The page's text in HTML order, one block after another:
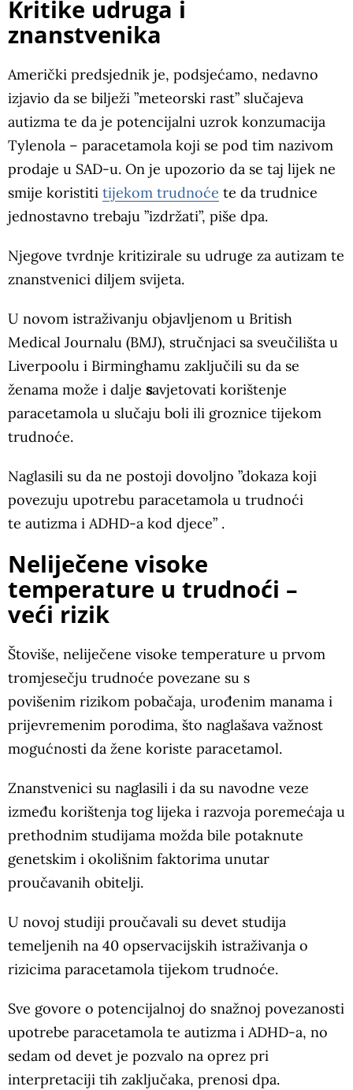
Kritike udruga i
znanstvenika
Američki predsjednik je, podsjećamo, nedavno
izjavio da se bilježi ”meteorski rast” slučajeva
autizma te da je potencijalni uzrok konzumacija
Tylenola – paracetamola koji se pod tim nazivom
prodaje u SAD-u. On je upozorio da se taj lijek ne
smije koristiti tijekom trudnoće te da trudnice
jednostavno trebaju ”izdržati”, piše dpa.
Njegove tvrdnje kritizirale su udruge za autizam te
znanstvenici diljem svijeta.
U novom istraživanju objavljenom u British
Medical Journalu (BMJ), stručnjaci sa sveučilišta u
Liverpoolu i Birminghamu zaključili su da se
ženama može i dalje savjetovati korištenje
paracetamola u slučaju boli ili groznice tijekom
trudnoće.
Naglasili su da ne postoji dovoljno ”dokaza koji
povezuju upotrebu paracetamola u trudnoći
te autizma i ADHD-a kod djece” .
Neliječene visoke
temperature u trudnoći –
veći rizik
Štoviše, neliječene visoke temperature u prvom
tromjesečju trudnoće povezane su s
povišenim rizikom pobačaja, urođenim manama i
prijevremenim porodima, što naglašava važnost
mogućnosti da žene koriste paracetamol.
Znanstvenici su naglasili i da su navodne veze
između korištenja tog lijeka i razvoja poremećaja u
prethodnim studijama možda bile potaknute
genetskim i okolišnim faktorima unutar
proučavanih obitelji.
U novoj studiji proučavali su devet studija
temeljenih na 40 opservacijskih istraživanja o
rizicima paracetamola tijekom trudnoće.
Sve govore o potencijalnoj do snažnoj povezanosti
upotrebe paracetamola te autizma i ADHD-a, no
sedam od devet je pozvalo na oprez pri
interpretaciji tih zaključaka, prenosi dpa.